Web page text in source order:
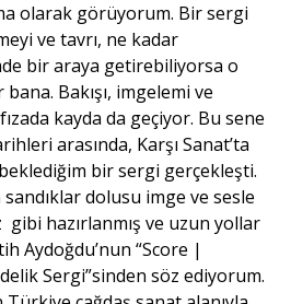
olarak görüyorum. Bir sergi
ve tavrı, ne kadar
bir araya getirebiliyorsa o
Bakışı, imgelemi ve
kayda da geçiyor. Bu sene
arasında, Karşı Sanat’ta
bir sergi gerçekleşti.
dolusu imge ve sesle
gibi hazırlanmış ve uzun yollar
Aydoğdu’nun “Score |
Sergi”sinden söz ediyorum.